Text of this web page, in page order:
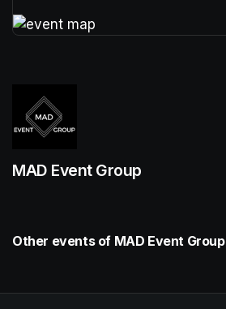
MAD Event Group
Other events of MAD Event Group